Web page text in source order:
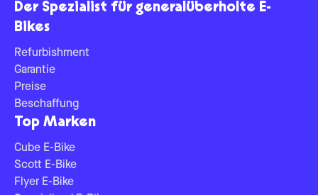
Der Spezialist für generalüberholte E-
Bikes
Refurbishment
Garantie
Preise
Beschaffung
Top Marken
Cube E-Bike
Scott E-Bike
Flyer E-Bike